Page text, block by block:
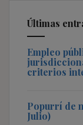
Últimas
Empleo
criterios
Popurrí de
Julio)